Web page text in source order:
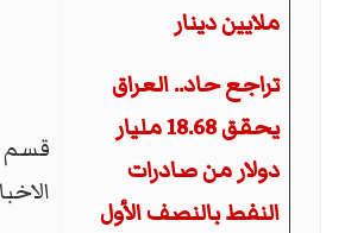
ملايين دينار
تراجع حاد.. العراق
يحقق 18.68 مليار
دولار من صادرات
النفط بالنصف الأول
قسم